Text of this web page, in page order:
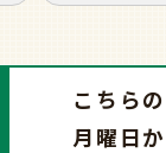
こちら
月曜日